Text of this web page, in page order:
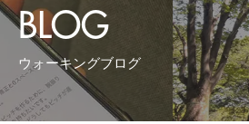
BLOG
ウォーキングブログ